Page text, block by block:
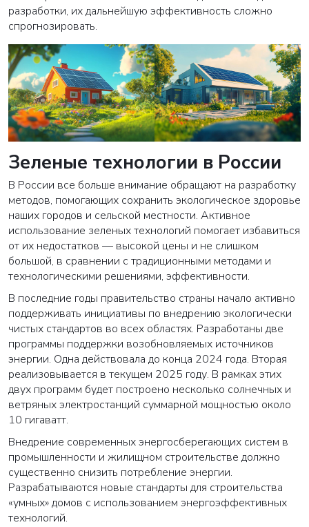
разработки, их дальнейшую эффективность сложно
спрогнозировать.
Зеленые технологии в России
В России все больше внимание обращают на разработку
методов, помогающих сохранить экологическое здоровье
наших городов и сельской местности. Активное
использование зеленых технологий помогает избавиться
от их недостатков — высокой цены и не слишком
большой, в сравнении с традиционными методами и
технологическими решениями, эффективности.
В последние годы правительство страны начало активно
поддерживать инициативы по внедрению экологически
чистых стандартов во всех областях. Разработаны две
программы поддержки возобновляемых источников
энергии. Одна действовала до конца 2024 года. Вторая
реализовывается в текущем 2025 году. В рамках этих
двух программ будет построено несколько солнечных и
ветряных электростанций суммарной мощностью около
10 гигаватт.
Внедрение современных энергосберегающих систем в
промышленности и жилищном строительстве должно
существенно снизить потребление энергии.
Разрабатываются новые стандарты для строительства
«умных» домов с использованием энергоэффективных
технологий.